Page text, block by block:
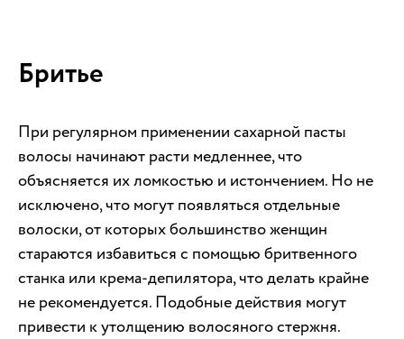
Бритье
При регулярном применении сахарной пасты
волосы начинают расти медленнее, что
объясняется их ломкостью и истончением. Но не
исключено, что могут появляться отдельные
волоски, от которых большинство женщин
стараются избавиться с помощью бритвенного
станка или крема-депилятора, что делать крайне
не рекомендуется. Подобные действия могут
привести к утолщению волосяного стержня.